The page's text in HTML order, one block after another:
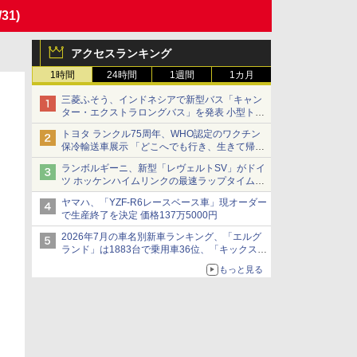
アクセスランキング
1時間 24時間 1週間 1カ月
三菱ふそう、インドネシアで新型バス「キャン
ター・エクストラロングバス」を発表 小型トラ
ックベースの観光・旅客輸送向けバス
トヨタ ランクル75周年、WHO認定のワクチン
保冷輸送車展示 「どこへでも行き、生きて帰っ
てこられる」ランドクルーザーで命をつなぐ
ランボルギーニ、新型「レヴェルトSV」がドイ
ツ ホッケンハイムリンクの最速ラップタイムを
記録
ヤマハ、「YZF-R6レースベース車」現オーダー
で生産終了を決定 価格137万5000円
2026年7月の車名別新車ランキング、「エルグ
ランド」は1883台で乗用車36位、「キックス」
もっと見る